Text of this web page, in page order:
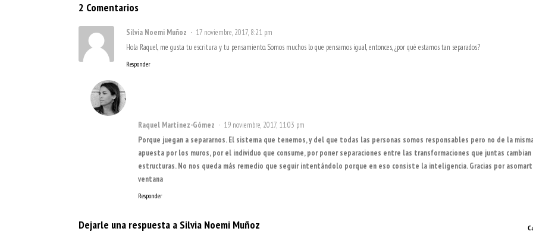
2 Comentarios
Silvia Noemi Muñoz
17 noviembre, 2017, 8:21 pm
Hola Raquel, me gusta tu escritura y tu pensamiento. Somos muchos lo que pensamos igual, entonces, ¿por qué estamos tan separados?
Responder
Raquel Martínez-Gómez
19 noviembre, 2017, 11:03 pm
Porque juegan a separarnos. El sistema que tenemos, y del que todas las personas somos responsables pero no de la
apuesta por los muros, por el individuo que consume, por poner separaciones entre las transformaciones que juntas cambian
estructuras. No nos queda más remedio que seguir intentándolo porque en eso consiste la inteligencia. Gracias por
ventana
Responder
Dejarle una respuesta a Silvia Noemi Muñoz